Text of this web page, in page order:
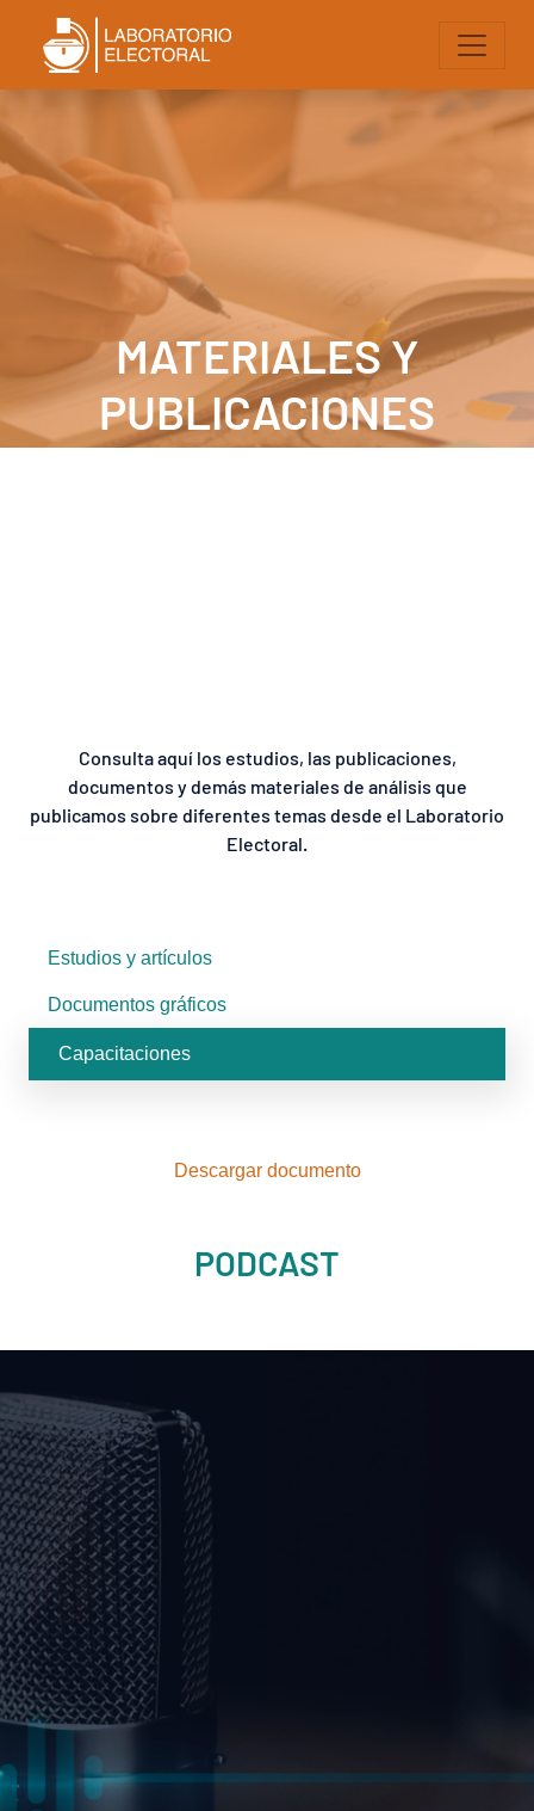
MATERIALES Y
PUBLICACIONES
Consulta aquí los estudios, las publicaciones,
documentos y demás materiales de análisis que
publicamos sobre diferentes temas desde el Laboratorio
Electoral.
Estudios y artículos
Documentos gráficos
Capacitaciones
Descargar documento
PODCAST